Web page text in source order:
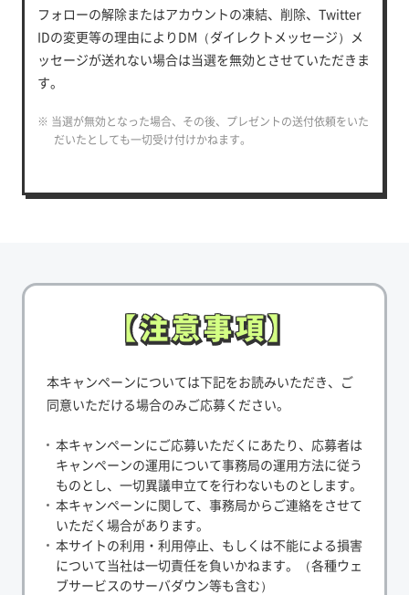
フォローの解除またはアカウントの凍結、削除、Twitter
IDの変更等の理由によりDM（ダイレクトメッセージ）メ
ッセージが送れない場合は当選を無効とさせていただきま
す。
※ 当選が無効となった場合、その後、プレゼントの送付依頼をいた
だいたとしても一切受け付けかねます。
【注意事項】
【注意事項】
本キャンペーンについては下記をお読みいただき、ご
同意いただける場合のみご応募ください。
本キャンペーンにご応募いただくにあたり、応募者は
キャンペーンの運用について事務局の運用方法に従う
ものとし、一切異議申立てを行わないものとします。
本キャンペーンに関して、事務局からご連絡をさせて
いただく場合があります。
本サイトの利用・利用停止、もしくは不能による損害
について当社は一切責任を負いかねます。（各種ウェ
ブサービスのサーバダウン等も含む）